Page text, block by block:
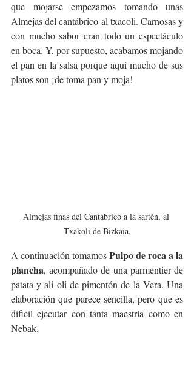
Almejas del cantábrico al txacoli. Carnosas y
con mucho sabor eran todo un espectáculo
en boca. Y, por supuesto, acabamos mojando
el pan en la salsa porque aquí mucho de sus
platos son ¡de toma pan y moja!
Almejas finas del Cantábrico a la sartén, al
Txakoli de Bizkaia.
A continuación tomamos Pulpo de roca a la
plancha, acompañado de una parmentier de
patata y ali oli de pimentón de la Vera. Una
elaboración que parece sencilla, pero que es
dificil ejecutar con tanta maestría como en
Nebak.